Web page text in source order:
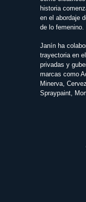
historia
en el abordaje
de lo femenino.
Janín ha
trayectoria en
privadas y
marcas como
Minerva,
Spraypaint,